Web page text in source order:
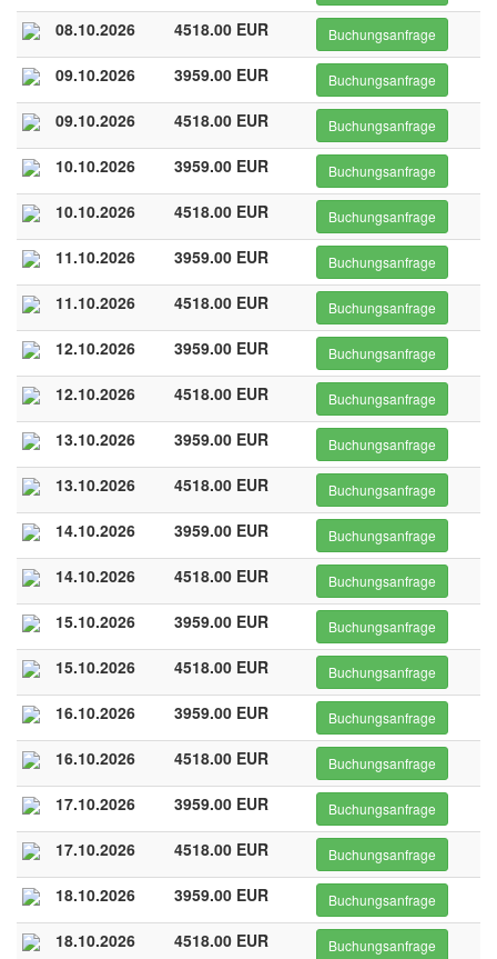
08.10.2026 4518.00 EUR Buchungsanfrage
09.10.2026 3959.00 EUR Buchungsanfrage
09.10.2026 4518.00 EUR Buchungsanfrage
10.10.2026 3959.00 EUR Buchungsanfrage
10.10.2026 4518.00 EUR Buchungsanfrage
11.10.2026 3959.00 EUR Buchungsanfrage
11.10.2026 4518.00 EUR Buchungsanfrage
12.10.2026 3959.00 EUR Buchungsanfrage
12.10.2026 4518.00 EUR Buchungsanfrage
13.10.2026 3959.00 EUR Buchungsanfrage
13.10.2026 4518.00 EUR Buchungsanfrage
14.10.2026 3959.00 EUR Buchungsanfrage
14.10.2026 4518.00 EUR Buchungsanfrage
15.10.2026 3959.00 EUR Buchungsanfrage
15.10.2026 4518.00 EUR Buchungsanfrage
16.10.2026 3959.00 EUR Buchungsanfrage
16.10.2026 4518.00 EUR Buchungsanfrage
17.10.2026 3959.00 EUR Buchungsanfrage
17.10.2026 4518.00 EUR Buchungsanfrage
18.10.2026 3959.00 EUR Buchungsanfrage
18.10.2026 4518.00 EUR Buchungsanfrage